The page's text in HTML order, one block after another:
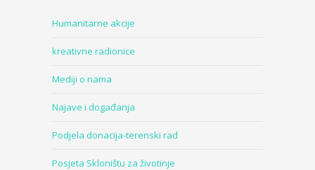
Humanitarne akcije
kreativne radionice
Mediji o nama
Najave i događanja
Podjela donacija-terenski rad
Posjeta Skloništu za životinje